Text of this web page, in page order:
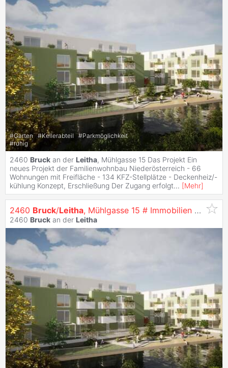
#Garten #Kellerabteil #Parkmöglichkeit
#ruhig
2460 Bruck an der Leitha, Mühlgasse 15 Das Projekt Ein
neues Projekt der Familienwohnbau Niederösterreich - 66
Wohnungen mit Freifläche - 134 KFZ-Stellplätze - Deckenheiz/-
kühlung Konzept, Erschließung Der Zugang erfolgt... [Mehr]
2460 Bruck/Leitha, Mühlgasse 15 # Immobilien EIGENTUM
2460 Bruck an der Leitha